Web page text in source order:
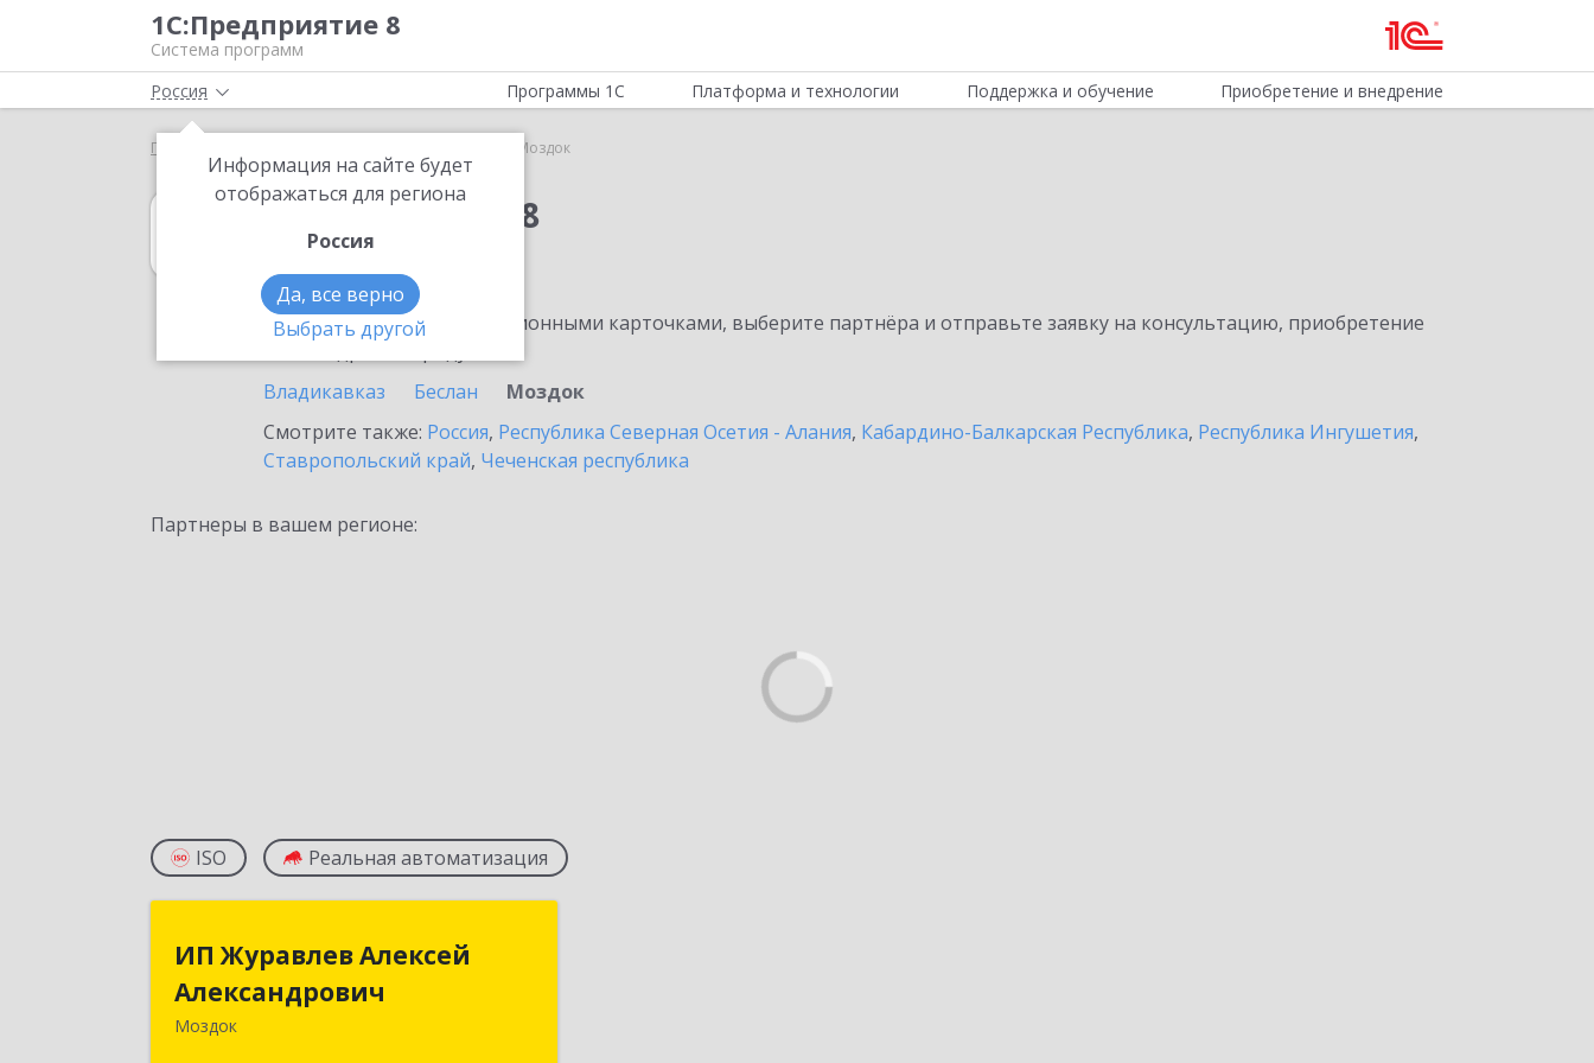
1С:Предприятие 8
Система программ
Россия
Информация на сайте будет
отображаться для региона
Россия
Да, все верно
Выбрать другой
Программы 1С Платформа и технологии Поддержка и обучение Приобретение и внедрение
Главная Моздок
1С:Упрощенка 8
в Моздоке
Ознакомьтесь с информационными карточками, выберите партнёра и отправьте заявку на консультацию, приобретение
Владикавказ
Беслан
Моздок
Смотрите также: Россия, Республика Северная Осетия - Алания, Кабардино-Балкарская Республика, Республика Ингушетия,
Ставропольский край, Чеченская республика
Партнеры в вашем регионе:
ISO Реальная автоматизация
ИП Журавлев Алексей
Александрович
Моздок
ИП Журавлев Алексей
Александрович
363750, Северная Осетия - Алания